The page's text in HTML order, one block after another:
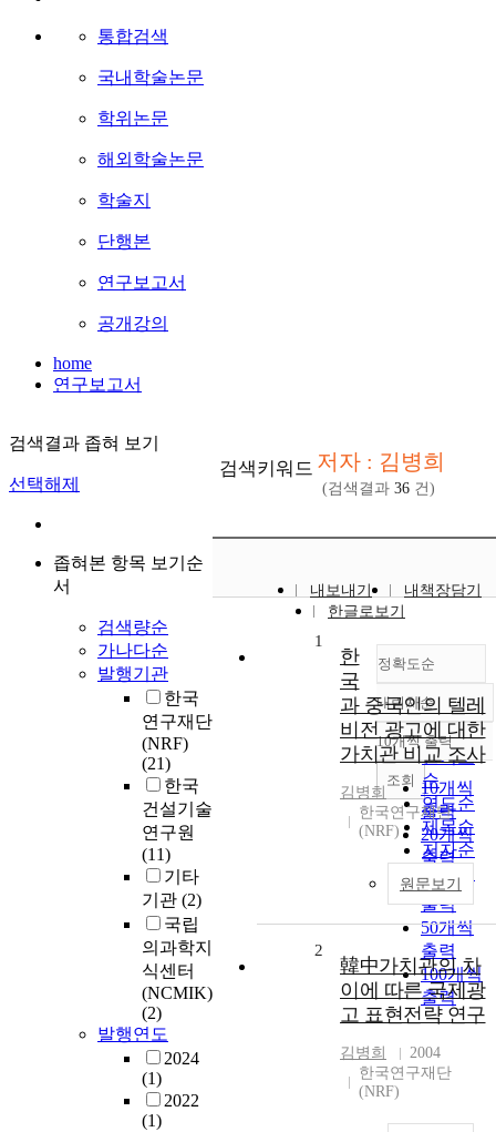
통합검색
국내학술논문
학위논문
해외학술논문
학술지
단행본
연구보고서
공개강의
home
연구보고서
검색결과 좁혀 보기
선택해제
좁혀본 항목 보기순
서
검색량순
가나다순
발행기관
한국
연구재단
(NRF)
(21)
한국
건설기술
연구원
(11)
기타
기관 (2)
국립
의과학지
식센터
(NCMIK)
(2)
발행연도
2024
(1)
2022
(1)
검색키워드 저자 : 김병희
(검색결과 36 건)
내보내기
내책장담기
한글로보기
정확도순
정확도
순
인기도
순
연도순
제목순
저자순
발행기
관순
내림차순
내림차순
10개씩 출력
10개씩
출력
20개씩
출력
30개씩
출력
50개씩
출력
100개씩
출력
조회
1
한
국
과 중국인의 텔레
비전 광고에 대한
가치관 비교 조사
김병희
한국연구재단
(NRF)
원문보기
2
韓中가치관의 차
이에 따른 국제광
고 표현전략 연구
김병희
2004
한국연구재단
(NRF)